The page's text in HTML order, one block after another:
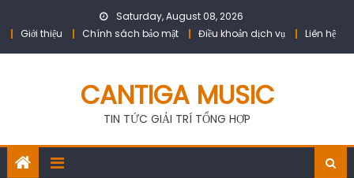
Saturday, August 08, 2026
Giới thiệu
Chính sách bảo mật Điều khoản dịch vụ Liên hệ
CANTIGA MUSIC
TIN TỨC GIẢI TRÍ TỔNG HỢP